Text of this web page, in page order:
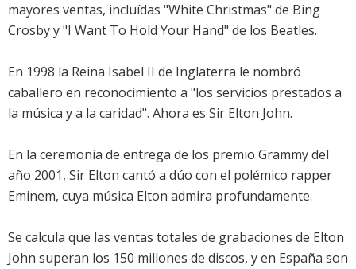
mayores ventas, incluídas "White Christmas" de Bing
Crosby y "I Want To Hold Your Hand" de los Beatles.
En 1998 la Reina Isabel II de Inglaterra le nombró
caballero en reconocimiento a "los servicios prestados a
la música y a la caridad". Ahora es Sir Elton John.
En la ceremonia de entrega de los premio Grammy del
año 2001, Sir Elton cantó a dúo con el polémico rapper
Eminem, cuya música Elton admira profundamente.
Se calcula que las ventas totales de grabaciones de Elton
John superan los 150 millones de discos, y en España son